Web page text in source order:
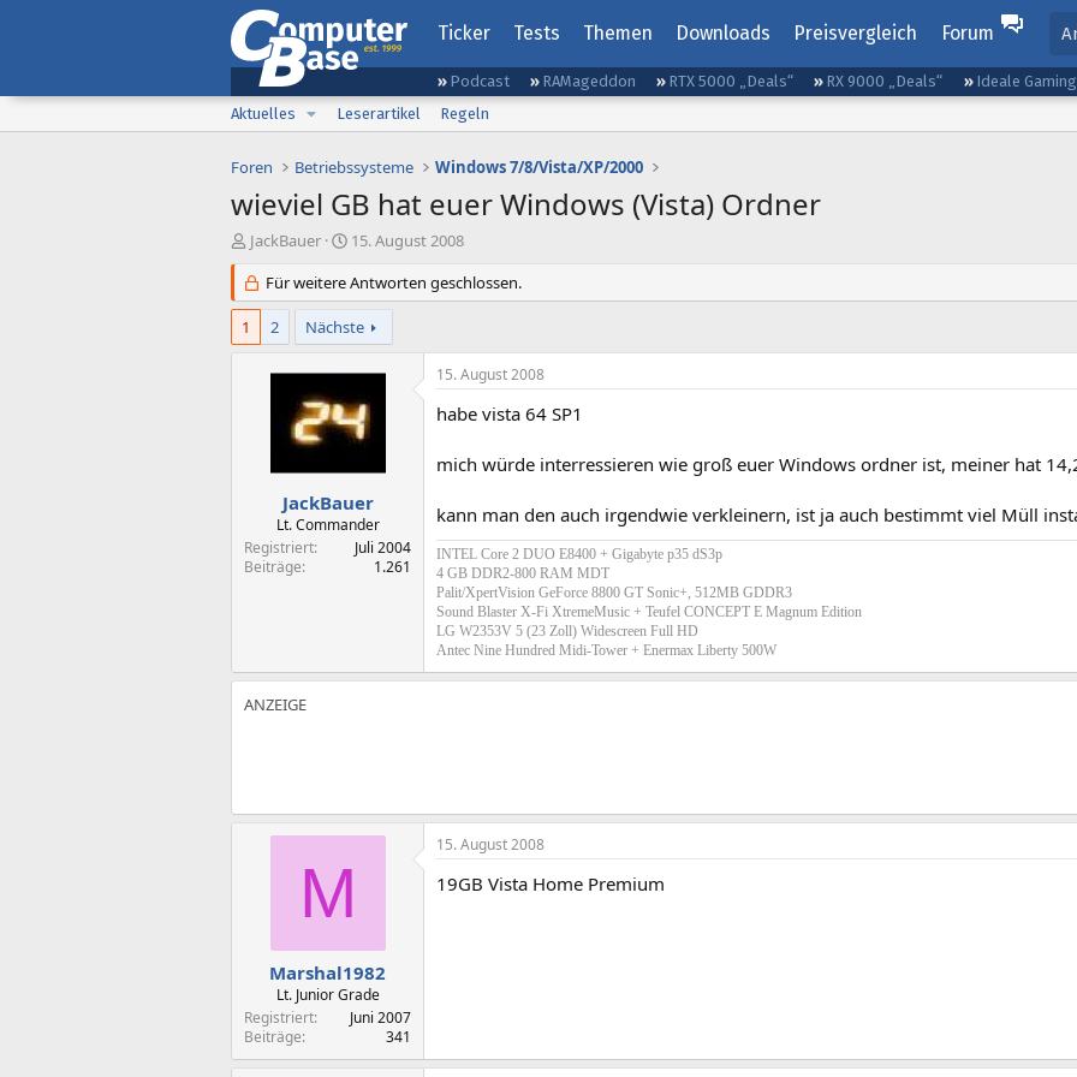
Ticker Tests Themen Downloads Preisvergleich Forum
Podcast RAMageddon RTX 5000 „Deals“ RX 9000 „Deals“
Ideale
Aktuelles
Leserartikel Regeln
Foren Betriebssysteme Windows 7/8/Vista/XP/2000
wieviel GB hat euer Windows (Vista) Ordner
E
s
t
l
JackBauer
E
s
t
e
l
l
a
m
15. August 2008
Für weitere Antworten geschlossen.
1 2 Nächste
JackBauer
Lt. Commander
Registriert
Juli 2004
Beiträge
1.261
15. August 2008
habe vista 64 SP1
mich würde interressieren wie groß euer Windows ordner ist, meiner hat
kann man den auch irgendwie verkleinern, ist ja auch bestimmt viel Müll
INTEL Core 2 DUO E8400 + Gigabyte p35 dS3p
4 GB DDR2-800 RAM MDT
Palit/XpertVision GeForce 8800 GT Sonic+, 512MB GDDR3
Sound Blaster X-Fi XtremeMusic + Teufel CONCEPT E Magnum Edition
LG W2353V 5 (23 Zoll) Widescreen Full HD
Antec Nine Hundred Midi-Tower + Enermax Liberty 500W
M
Marshal1982
Lt. Junior Grade
Registriert
Juni 2007
Beiträge
341
15. August 2008
19GB Vista Home Premium